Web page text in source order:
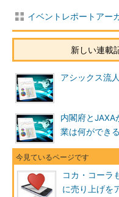
イベントレポートアー
新しい連載
アシックス流
内閣府とJAXA
業は何ができ
コカ・コーラ
に売り上げを